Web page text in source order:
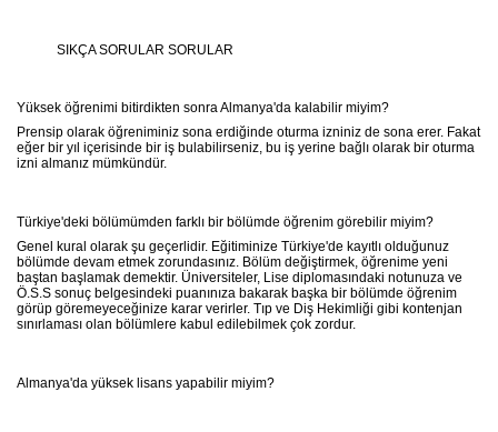
SIKÇA SORULAR SORULAR
Yüksek öğrenimi bitirdikten sonra Almanya'da kalabilir miyim?
Prensip olarak öğreniminiz sona erdiğinde oturma izniniz de sona erer. Fakat
eğer bir yıl içerisinde bir iş bulabilirseniz, bu iş yerine bağlı olarak bir oturma
izni almanız mümkündür.
Türkiye'deki bölümümden farklı bir bölümde öğrenim görebilir miyim?
Genel kural olarak şu geçerlidir. Eğitiminize Türkiye'de kayıtlı olduğunuz
bölümde devam etmek zorundasınız. Bölüm değiştirmek, öğrenime yeni
baştan başlamak demektir. Üniversiteler, Lise diplomasındaki notunuza ve
Ö.S.S sonuç belgesindeki puanınıza bakarak başka bir bölümde öğrenim
görüp göremeyeceğinize karar verirler. Tıp ve Diş Hekimliği gibi kontenjan
sınırlaması olan bölümlere kabul edilebilmek çok zordur.
Almanya'da yüksek lisans yapabilir miyim?